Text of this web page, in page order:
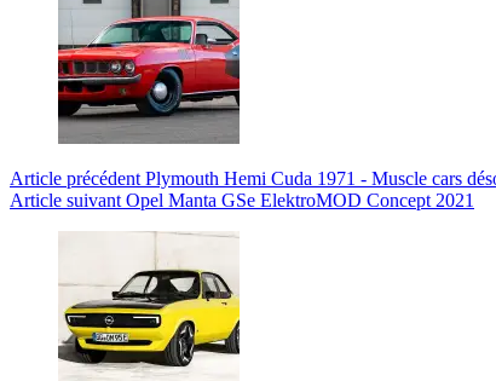
Article précédent Plymouth Hemi Cuda 1971 - Muscle cars
Article suivant Opel Manta GSe ElektroMOD Concept 2021